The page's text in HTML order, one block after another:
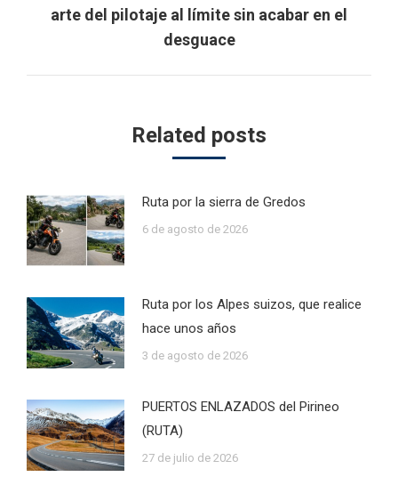
Next
post:
arte del pilotaje al límite sin acabar en el
desguace
Related posts
Ruta por la sierra de Gredos
6 de agosto de 2026
Ruta por los Alpes suizos, que realice
hace unos años
3 de agosto de 2026
PUERTOS ENLAZADOS del Pirineo
(RUTA)
27 de julio de 2026